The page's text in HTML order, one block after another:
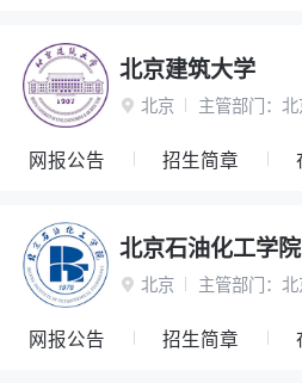
北京建筑大学
 北京 主管部门：
网报公告 招生简章
北京石油化工学院
 北京 主管部门：
网报公告 招生简章